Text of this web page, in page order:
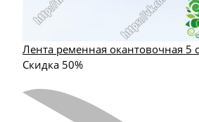
Лента ременная окантовочная 5
Скидка 50%